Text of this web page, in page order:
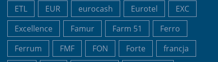
ETL EUR eurocash Eurotel
EXC
Excellence
Famur Farm 51
Ferro
Ferrum
FMF FON Forte
francja